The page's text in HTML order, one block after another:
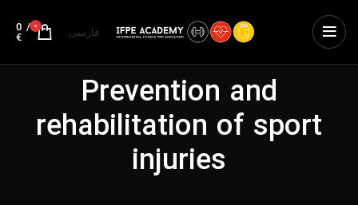
فارسی 0
/
0
€
Prevention and
rehabilitation of sport
injuries